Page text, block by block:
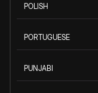
POLISH
PORTUGUESE
PUNJABI